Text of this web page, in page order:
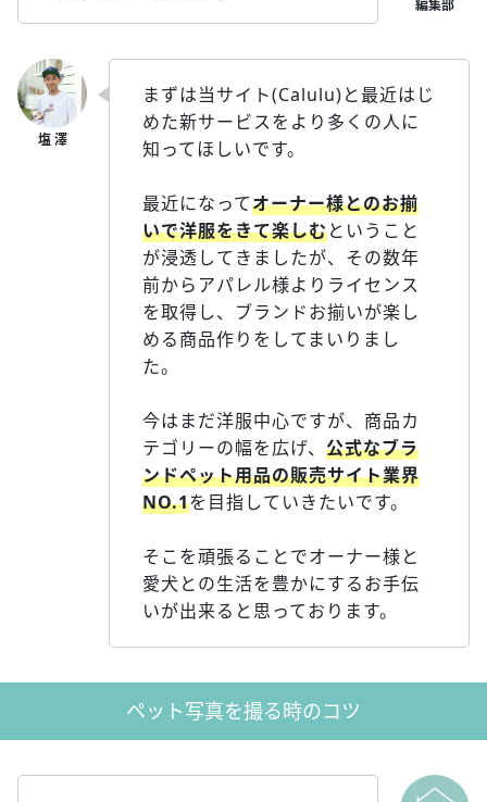
まずは当サイト(Calulu)と最近はじ
めた新サービスをより多くの人に
知ってほしいです。
最近になってオーナー様とのお揃
いで洋服をきて楽しむということ
が浸透してきましたが、その数年
前からアパレル様よりライセンス
を取得し、ブランドお揃いが楽し
める商品作りをしてまいりまし
た。
今はまだ洋服中心ですが、商品カ
テゴリーの幅を広げ、 公式なブラ
ンドペット用品の販売サイト業界
NO.1を目指していきたいです。
そこを頑張ることでオーナー様と
愛犬との生活を豊かにするお手伝
いが出来ると思っております。
ペット写真を撮る時のコツ